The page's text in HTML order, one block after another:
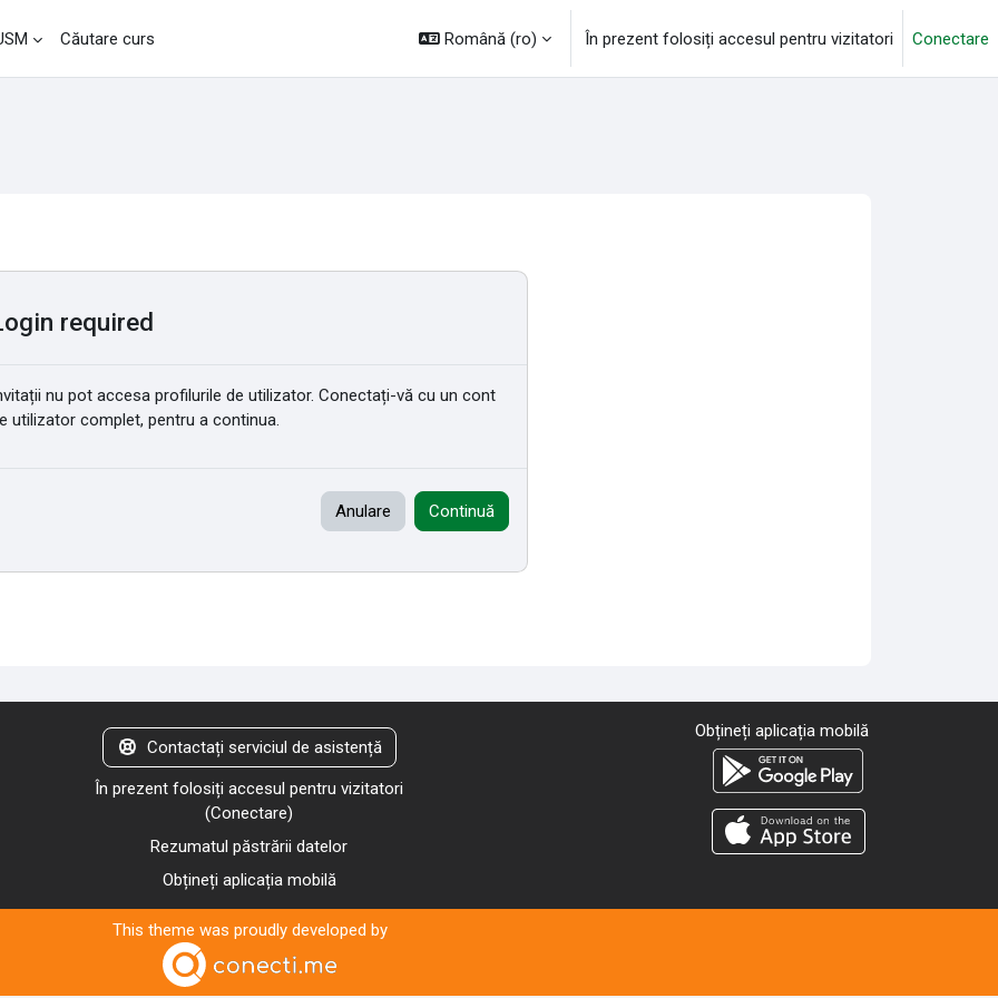
Căutare curs Română ‎(ro)‎ În prezent folosiți accesul pentru vizitatori Conectare
required
nu pot accesa profilurile de utilizator. Conectați-vă cu un cont
utilizator complet, pentru a continua.
Anulare Continuă
Contactați serviciul de asistență
În prezent folosiți accesul pentru vizitatori
(Conectare)
Rezumatul păstrării datelor
Obțineți aplicația mobilă
Obțineți aplicația mobilă
This theme was proudly developed by